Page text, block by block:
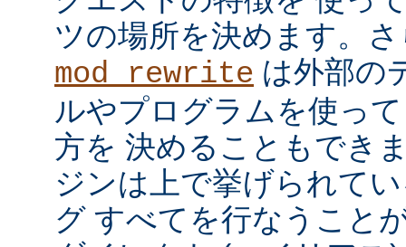
ツの場所を決めます。
mod_rewrite は外部の
ルやプログラムを使っ
方を 決めることもでき
ジンは上で挙げられて
グ すべてを行なうこと